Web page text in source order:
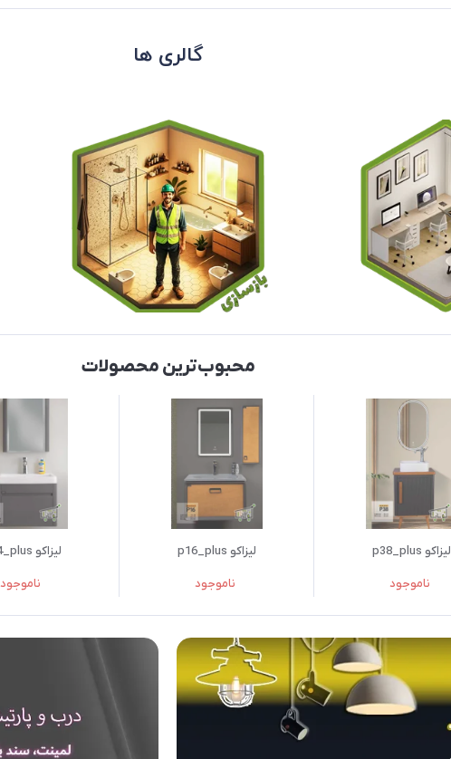
گالری ها
محبوب‌ترین محصولات
لیزاکو p38_plus
ناموجود
لیزاکو p16_plus
ناموجود
لیزاکو p14_plus
ناموجود